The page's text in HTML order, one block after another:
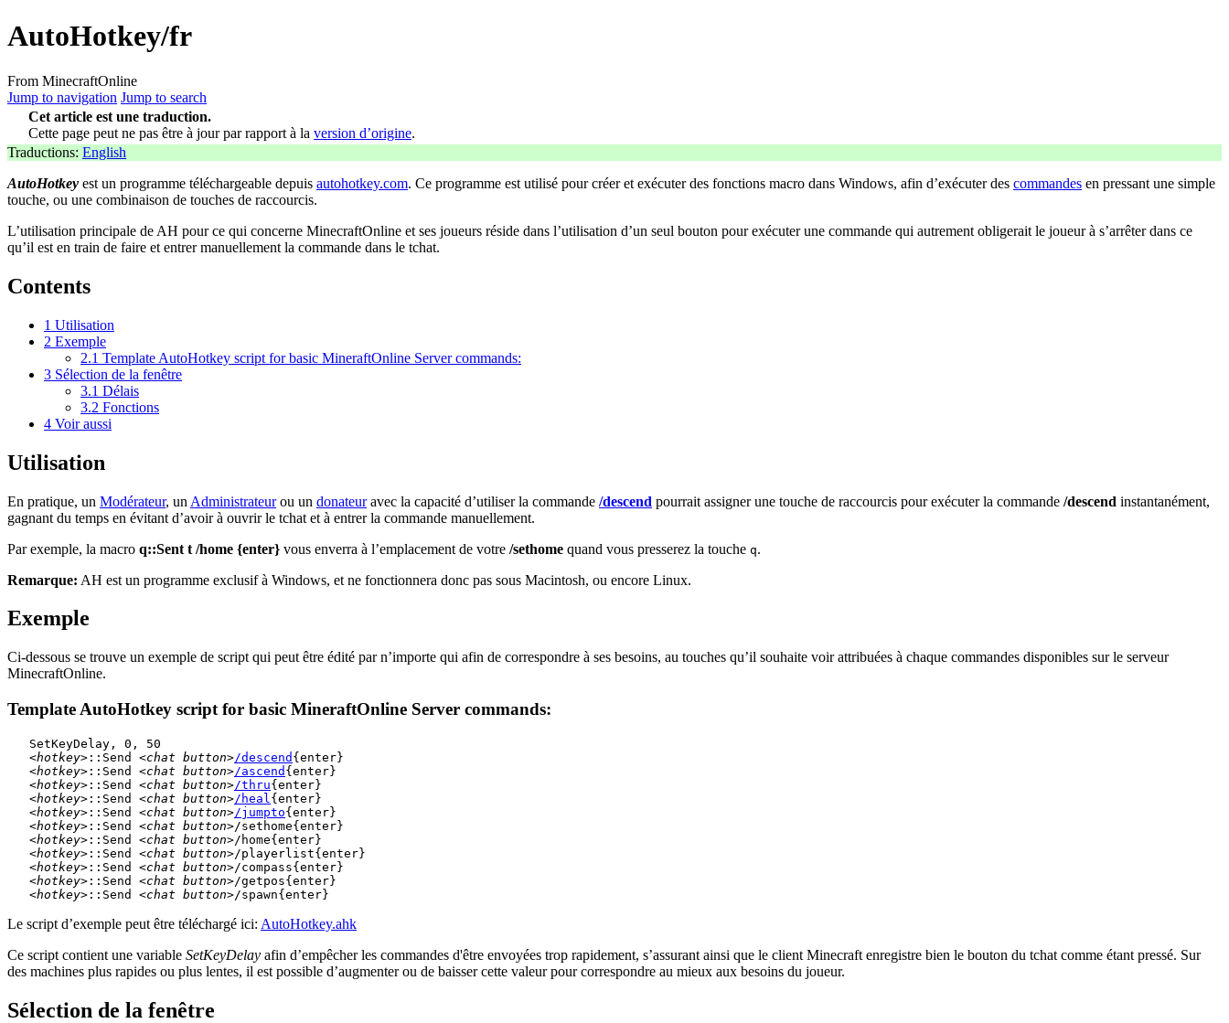
AutoHotkey/fr
From MinecraftOnline
Jump to navigation Jump to search
Cet article est une traduction.
Cette page peut ne pas être à jour par rapport à la version d’origine.
Traductions: English
AutoHotkey est un programme téléchargeable depuis autohotkey.com. Ce programme est utilisé pour créer et exécuter des fonctions macro dans Windows, afin d’exécuter des commandes en pressant une simple
touche, ou une combinaison de touches de raccourcis.
L’utilisation principale de AH pour ce qui concerne MinecraftOnline et ses joueurs réside dans l’utilisation d’un seul bouton pour exécuter une commande qui autrement obligerait le joueur à s’arrêter dans ce
qu’il est en train de faire et entrer manuellement la commande dans le tchat.
Contents
1 Utilisation
2 Exemple
2.1 Template AutoHotkey script for basic MineraftOnline Server commands:
3 Sélection de la fenêtre
3.1 Délais
3.2 Fonctions
4 Voir aussi
Utilisation
En pratique, un Modérateur, un Administrateurou un donateuravec la capacité d’utiliser la commande /descend pourrait assigner une touche de raccourcis pour exécuter la commande /descend instantanément,
gagnant du temps en évitant d’avoir à ouvrir le tchat et à entrer la commande manuellement.
Par exemple, la macro q::Sent t /home {enter} vous enverra à l’emplacement de votre /sethome quand vous presserez la touche q.
Remarque: AH est un programme exclusif à Windows, et ne fonctionnera donc pas sous Macintosh, ou encore Linux.
Exemple
Ci-dessous se trouve un exemple de script qui peut être édité par n’importe qui afin de correspondre à ses besoins, au touches qu’il souhaite voir attribuées à chaque commandes disponibles sur le serveur
MinecraftOnline.
Template AutoHotkey script for basic MineraftOnline Server commands:
   SetKeyDelay, 0, 50
<hotkey> ::Send <chat button>/descend {enter}
<hotkey> ::Send <chat button>/ascend {enter}
<hotkey> ::Send <chat button>/thru{enter}
<hotkey> ::Send <chat button>/heal {enter}
<hotkey> ::Send <chat button>/jumpto{enter}
<hotkey> ::Send <chat button>/sethome{enter}
<hotkey> ::Send <chat button>/home{enter}
<hotkey> ::Send <chat button>/playerlist{enter}
<hotkey> ::Send <chat button>/compass{enter}
<hotkey> ::Send <chat button>/getpos{enter}
<hotkey> ::Send <chat button>
Le script d’exemple peut être téléchargé ici: AutoHotkey.ahk
Ce script contient une variable SetKeyDelay afin d’empêcher les commandes d'être envoyées trop rapidement, s’assurant ainsi que le client Minecraft enregistre bien le bouton du tchat comme étant pressé. Sur
des machines plus rapides ou plus lentes, il est possible d’augmenter ou de baisser cette valeur pour correspondre au mieux aux besoins du joueur.
Sélection de la fenêtre